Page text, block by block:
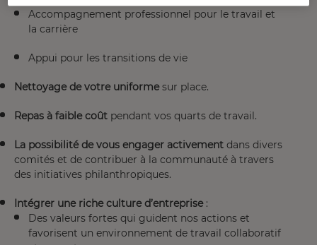
Accompagnement professionnel pour le travail et
la carrière
Appui pour les transitions de vie
Nettoyage de votre uniformesur place.
Repas à faible coût pendant vos quarts de travail.
La possibilité de vous engager activement dans divers
comités et de contribuer à la communauté à travers
des initiatives philanthropiques.
Intégrer une riche culture d’entreprise:
Des valeurs fortes qui guident nos actions et
favorisent un environnement de travail collaboratif